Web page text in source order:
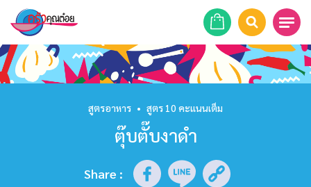
หน้าแรก
รายการย้อนหลัง
สูตรอาหาร • สูตร 10 คะแนนเต็ม
ตุ๊บตั๊บงาดำ
Share :